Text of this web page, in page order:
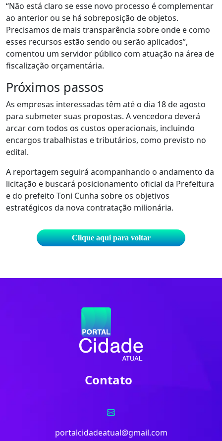
“Não está claro se esse novo processo é complementar
ao anterior ou se há sobreposição de objetos.
Precisamos de mais transparência sobre onde e como
esses recursos estão sendo ou serão aplicados”,
comentou um servidor público com atuação na área de
fiscalização orçamentária.
Próximos passos
As empresas interessadas têm até o dia 18 de agosto
para submeter suas propostas. A vencedora deverá
arcar com todos os custos operacionais, incluindo
encargos trabalhistas e tributários, como previsto no
edital.
A reportagem seguirá acompanhando o andamento da
licitação e buscará posicionamento oficial da Prefeitura
e do prefeito Toni Cunha sobre os objetivos
estratégicos da nova contratação milionária.
Clique aqui para voltar
Contato
portalcidadeatual@gmail.com